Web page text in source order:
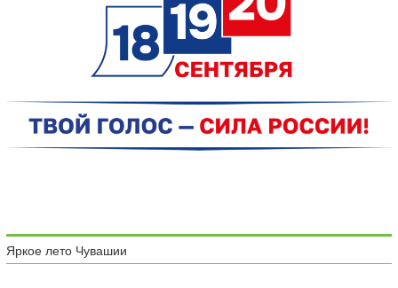
Яркое лето Чувашии